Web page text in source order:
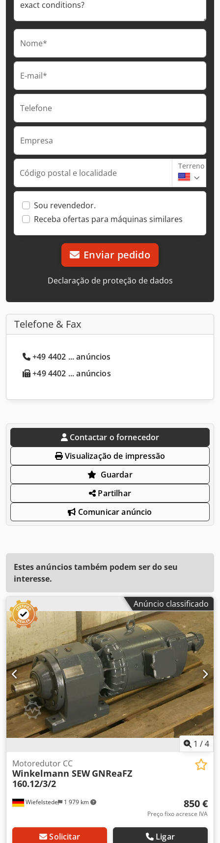
Nome*
E-mail*
Telefone
Empresa
Código postal e localidade
Terreno
Sou revendedor.
Receba ofertas para máquinas similares
Enviar pedido
Declaração de proteção de dados
Telefone & Fax
+49 4402 ... anúncios
+49 4402 ... anúncios
Contactar o fornecedor
Visualização de impressão
Guardar
Partilhar
Comunicar anúncio
Estes anúncios também podem ser do seu
interesse.
Anúncio classificado
1 /4
Wiefelstede 1 979 km
Motoredutor CC
Winkelmann SEW GNReaFZ
160.12/3/2
850 €
Preço fixo acresce IVA
Solicitar Ligar